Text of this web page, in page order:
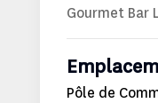
Gourmet Bar
Pôle de